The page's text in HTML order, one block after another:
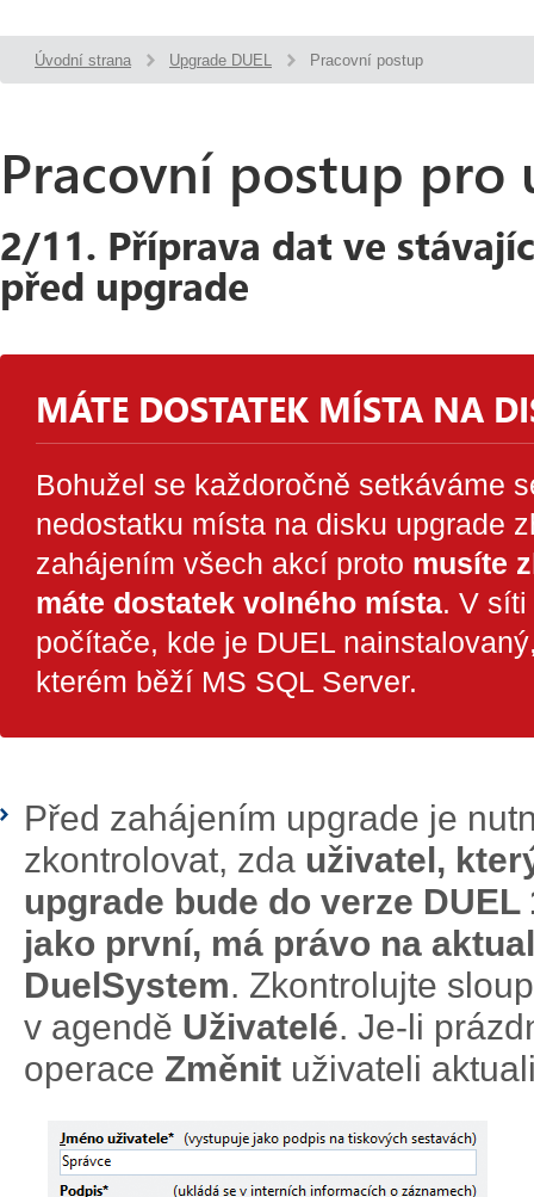
Úvodní strana Upgrade DUEL Pracovní postup
Pracovní postup pro
2/11. Příprava dat ve
před upgrade
MÁTE DOSTATEK MÍSTA NA
Bohužel se každoročně setkáváme
nedostatku místa na disku upgrade
zahájením všech akcí proto musíte
máte dostatek volného místa. V
počítače, kde je DUEL
kterém běží MS SQL Server.
Před zahájením upgrade je
zkontrolovat, zda uživatel,
upgrade bude do verze
jako první, má právo na
DuelSystem. Zkontrolujte
v agendě Uživatelé. Je-li
operace Změnit uživateli